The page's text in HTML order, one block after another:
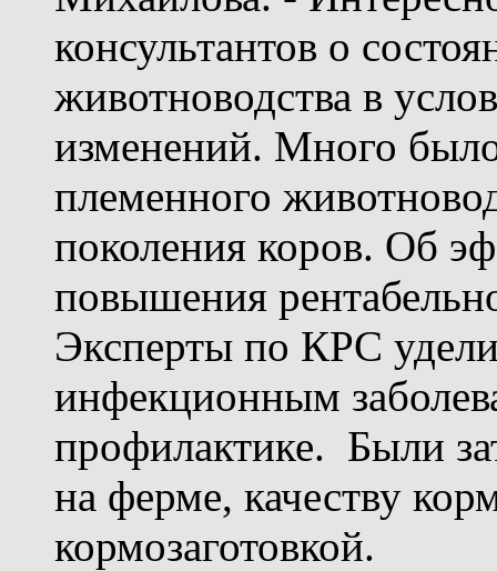
консультантов о
животноводства в
изменений. Много
племенного
поколения коров. Об
повышения
Эксперты по КРС
инфекционным
профилактике. Были
на ферме, качеству
кормозаготовкой.